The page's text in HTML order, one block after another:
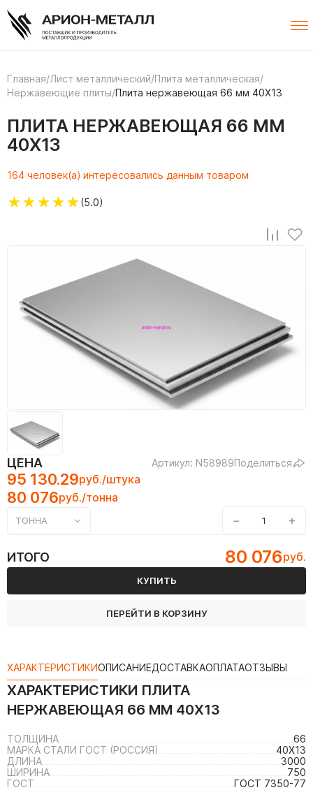
Главная/Лист металлический/Плита металлическая/
Нержавеющие плиты/Плита нержавеющая 66 мм 40Х13
ПЛИТА НЕРЖАВЕЮЩАЯ 66 ММ
40Х13
164 человек(а) интересовались данным товаром
★★★★★(5.0)
ЦЕНА Артикул: N58989Поделиться
95 130.29руб./штука
80 076руб./тонна
ТОННА − +
ИТОГО 80 076руб.
КУПИТЬ
ПЕРЕЙТИ В КОРЗИНУ
ХАРАКТЕРИСТИКИОПИСАНИЕДОСТАВКАОПЛАТАОТЗЫВЫ
ХАРАКТЕРИСТИКИ ПЛИТА
НЕРЖАВЕЮЩАЯ 66 ММ 40Х13
ТОЛЩИНА
66
МАРКА СТАЛИ ГОСТ (РОССИЯ)
40Х13
ДЛИНА
3000
ШИРИНА
750
ГОСТ
ГОСТ 7350-77